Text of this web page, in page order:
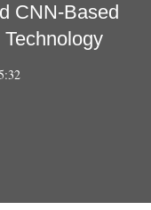
CNN-Based